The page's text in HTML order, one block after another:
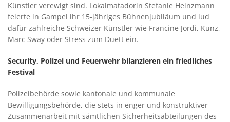
Künstler verewigt sind. Lokalmatadorin Stefanie Heinzmann
feierte in Gampel ihr 15-jähriges Bühnenjubiläum und lud
dafür zahlreiche Schweizer Künstler wie Francine Jordi, Kunz,
Marc Sway oder Stress zum Duett ein.
Security, Polizei und Feuerwehr bilanzieren ein friedliches
Festival
Polizeibehörde sowie kantonale und kommunale
Bewilligungsbehörde, die stets in enger und konstruktiver
Zusammenarbeit mit sämtlichen Sicherheitsabteilungen des